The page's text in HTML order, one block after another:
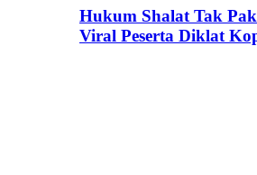
Hukum Shalat Tak
Viral Peserta Diklat